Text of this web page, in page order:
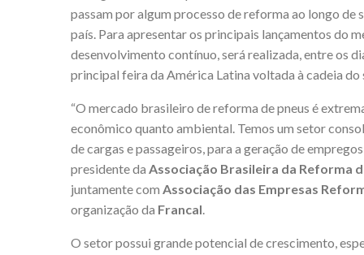
passam por algum processo de reforma ao longo
país. Para apresentar os principais lançamentos do
desenvolvimento contínuo, será realizada, entre os
principal feira da América Latina voltada à cadeia do
“O mercado brasileiro de reforma de pneus é
econômico quanto ambiental. Temos um setor
de cargas e passageiros, para a geração de
presidente da Associação Brasileira da Reforma
juntamente com Associação das Empresas
organização da Francal.
O setor possui grande potencial de crescimento,